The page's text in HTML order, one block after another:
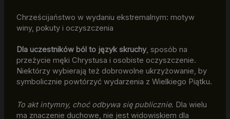
Chrześcijaństwo w wydaniu ekstremalnym: motyw
winy, pokuty i oczyszczenia
Dla uczestników ból to język skruchy, sposób na
przeżycie męki Chrystusa i osobiste oczyszczenie.
Niektórzy wybierają też dobrowolne ukrzyżowanie, by
symbolicznie powtórzyć wydarzenia z Wielkiego Piątku.
To akt intymny, choć odbywa się publicznie. Dla wielu
ma znaczenie duchowe, nie jest widowiskiem dla